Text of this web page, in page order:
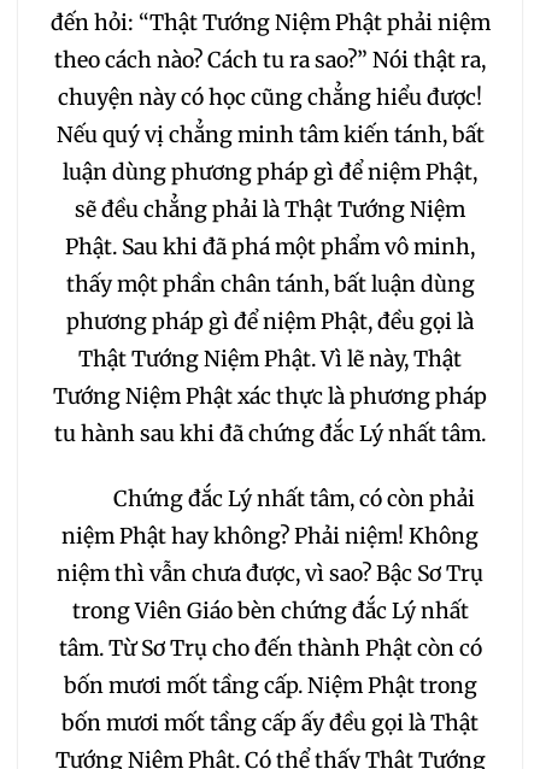
087 088 089
090 091 092
093 094 095
096 097 098
099 100 101
102 103 104
107
108 109 110 111
112 113 114 115
116 117 119
122
đến hỏi: “Thật Tướng Niệm Phật phải niệm
theo cách nào? Cách tu ra sao?” Nói thật ra,
chuyện này có học cũng chẳng hiểu được!
Nếu quý vị chẳng minh tâm kiến tánh, bất
luận dùng phương pháp gì để niệm Phật,
sẽ đều chẳng phải là Thật Tướng Niệm
Phật. Sau khi đã phá một phẩm vô minh,
thấy một phần chân tánh, bất luận dùng
phương pháp gì để niệm Phật, đều gọi là
Thật Tướng Niệm Phật. Vì lẽ này, Thật
Tướng Niệm Phật xác thực là phương pháp
tu hành sau khi đã chứng đắc Lý nhất tâm.
Chứng đắc Lý nhất tâm, có còn phải
niệm Phật hay không? Phải niệm! Không
niệm thì vẫn chưa được, vì sao? Bậc Sơ Trụ
trong Viên Giáo bèn chứng đắc Lý nhất
tâm. Từ Sơ Trụ cho đến thành Phật còn có
bốn mươi mốt tầng cấp. Niệm Phật trong
bốn mươi mốt tầng cấp ấy đều gọi là Thật
Tướng Niệm Phật. Có thể thấy Thật Tướng